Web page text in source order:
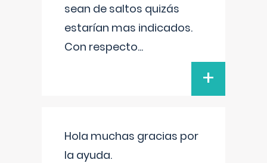
sean de saltos quizás
estarían mas indicados.
Con respecto...
+
Hola muchas gracias por
la ayuda.